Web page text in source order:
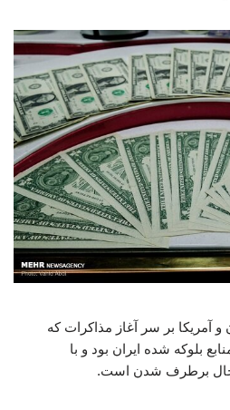
آمریکا بر سر آغاز مذاکرات که
بلوکه شده ایران بود و با
حال برطرف شدن است.